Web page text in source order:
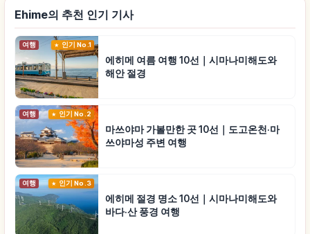
Ehime의 추천 인기 기사
여행 인기 No.1
에히메 여름 여행 10선｜시마나미해도와
해안 절경
여행 인기 No.2
마쓰야마 가볼만한 곳 10선｜도고온천·마
쓰야마성 주변 여행
여행 인기 No.3
에히메 절경 명소 10선｜시마나미해도와
바다·산 풍경 여행